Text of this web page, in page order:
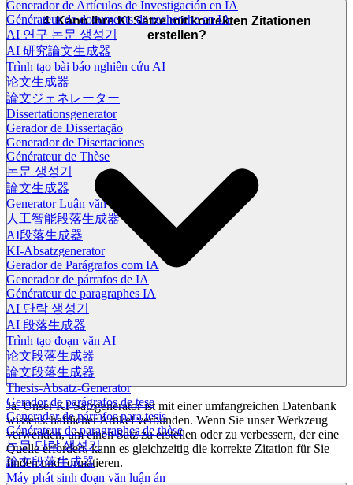
Generador de Artículos de Investigación en IA
Générateur de documents de recherche en IA
AI 연구 논문 생성기
AI 研究論文生成器
Trình tạo bài báo nghiên cứu AI
论文生成器
論文ジェネレーター
Dissertationsgenerator
Gerador de Dissertação
Generador de Disertaciones
Générateur de Thèse
논문 생성기
論文生成器
Generator Luận văn
人工智能段落生成器
AI段落生成器
KI-Absatzgenerator
Gerador de Parágrafos com IA
Generador de párrafos de IA
Générateur de paragraphes IA
AI 단락 생성기
AI 段落生成器
Trình tạo đoạn văn AI
论文段落生成器
論文段落生成器
Thesis-Absatz-Generator
Gerador de parágrafos de tese
Generador de párrafos para tesis
Générateur de paragraphes de thèse
논문 단락 생성기
論文段落生成器
Máy phát sinh đoạn văn luận án
4. Kann Ihre KI Sätze mit korrekten Zitationen
erstellen?
Ja. Unser KI-Satzgenerator ist mit einer umfangreichen Datenbank
wissenschaftlicher Artikel verbunden. Wenn Sie unser Werkzeug
verwenden, um einen Satz zu erstellen oder zu verbessern, der eine
Quelle erfordert, kann es gleichzeitig die korrekte Zitation für Sie
finden und formatieren.